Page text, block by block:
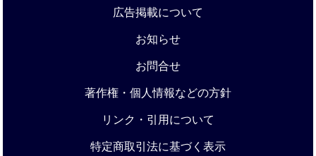
広告掲載について
お知らせ
お問合せ
著作権・個人情報などの方針
リンク・引用について
特定商取引法に基づく表示